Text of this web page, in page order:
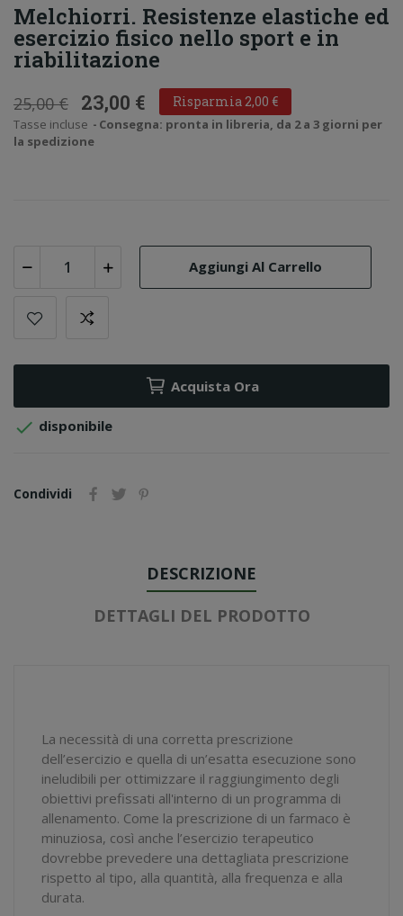
Melchiorri. Resistenze elastiche ed
esercizio fisico nello sport e in
riabilitazione
25,00 € 23,00 € Risparmia 2,00 €
Tasse incluse
Consegna: pronta in libreria, da 2 a 3 giorni per
la spedizione
Aggiungi Al Carrello
Acquista Ora
 disponibile
Condividi
DESCRIZIONE
DETTAGLI DEL PRODOTTO
La necessità di una corretta prescrizione
dell’esercizio e quella di un’esatta esecuzione sono
ineludibili per ottimizzare il raggiungimento degli
obiettivi prefissati all'interno di un programma di
allenamento. Come la prescrizione di un farmaco è
minuziosa, così anche l’esercizio terapeutico
dovrebbe prevedere una dettagliata prescrizione
rispetto al tipo, alla quantità, alla frequenza e alla
durata.